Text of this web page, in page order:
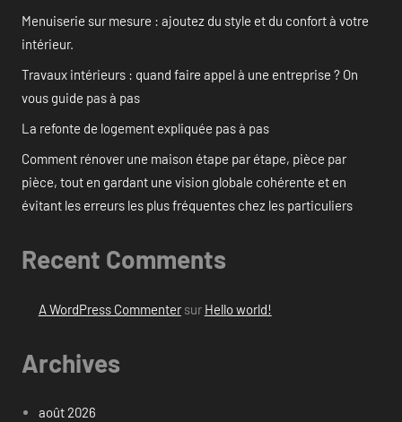
Menuiserie sur mesure : ajoutez du style et du confort à votre
intérieur.
Travaux intérieurs : quand faire appel à une entreprise ? On
vous guide pas à pas
La refonte de logement expliquée pas à pas
Comment rénover une maison étape par étape, pièce par
pièce, tout en gardant une vision globale cohérente et en
évitant les erreurs les plus fréquentes chez les particuliers
Recent Comments
A WordPress Commentersur Hello world!
Archives
août 2026